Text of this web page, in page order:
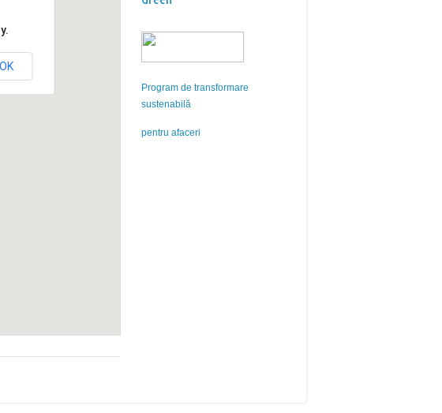
OK
Program de transformare
sustenabilă
pentru afaceri